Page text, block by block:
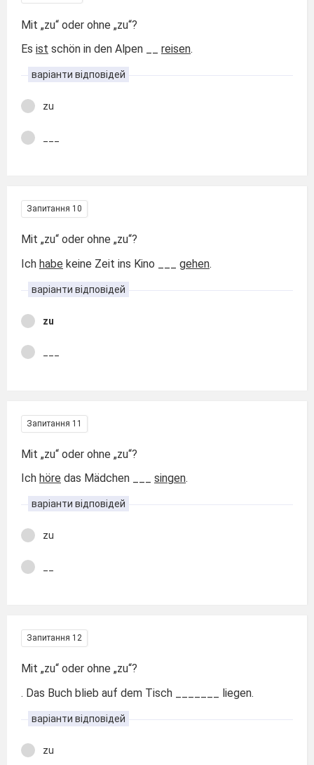
Mit „zu“ oder ohne „zu“?
Es ist schön in den Alpen __ reisen.
варіанти відповідей
zu
Запитання 10
Mit „zu“ oder ohne „zu“?
Ich habe keine Zeit ins Kino ___ gehen.
варіанти відповідей
zu
Запитання 11
Mit „zu“ oder ohne „zu“?
Ich höre das Mädchen ___ singen.
варіанти відповідей
zu
Запитання 12
Mit „zu“ oder ohne „zu“?
. Das Buch blieb auf dem Tisch _______ liegen.
варіанти відповідей
zu